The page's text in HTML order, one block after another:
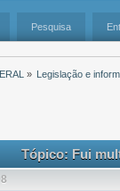
Pesquisa
» Legislação e
Tópico: Fui